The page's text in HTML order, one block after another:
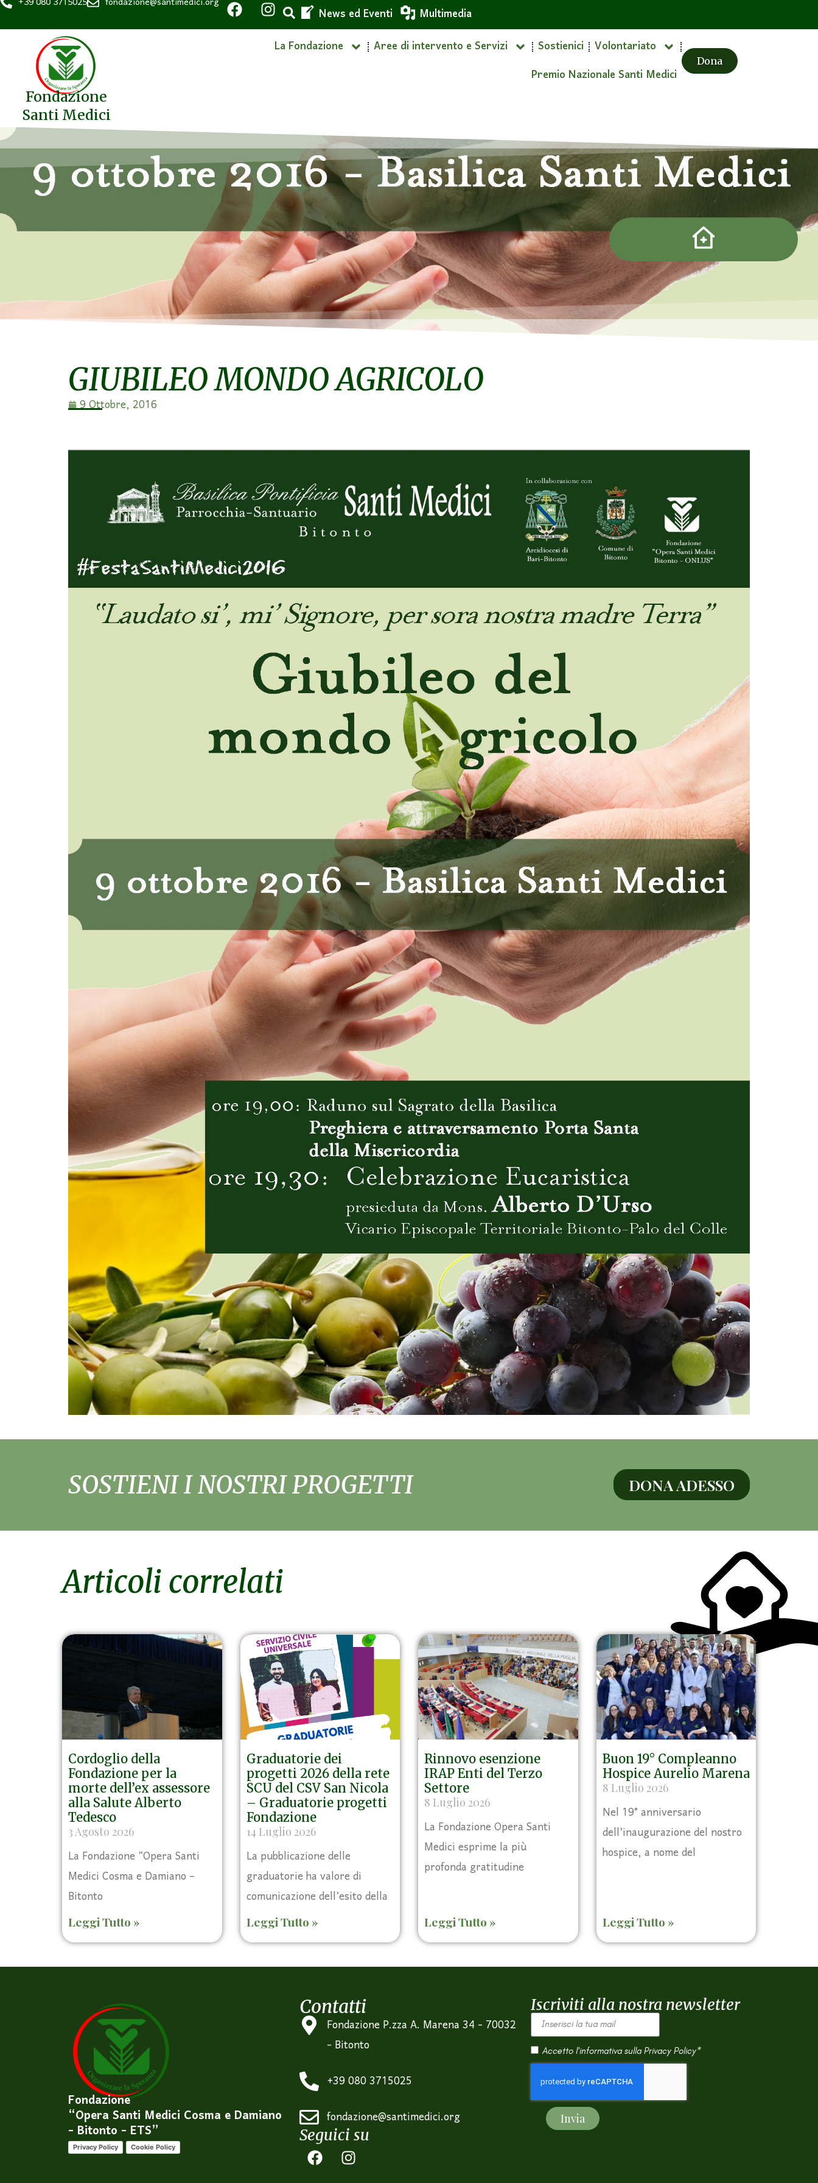
News ed Eventi Multimedia
Fondazione
Santi Medici
La Fondazione Aree di intervento e Servizi Sostienici Volontariato
Premio Nazionale Santi Medici
Dona
GIUBILEO MONDO AGRICOLO
9 Ottobre, 2016
SOSTIENI I NOSTRI PROGETTI DONA ADESSO
Articoli correlati
Cordoglio della
Fondazione per la
morte dell’ex assessore
alla Salute Alberto
Tedesco
3 Agosto 2026
La Fondazione “Opera Santi
Medici Cosma e Damiano –
Bitonto
Leggi Tutto »
Graduatorie dei
progetti 2026 della rete
SCU del CSV San Nicola
– Graduatorie progetti
Fondazione
14 Luglio 2026
La pubblicazione delle
graduatorie ha valore di
comunicazione dell’esito della
Leggi Tutto »
Rinnovo esenzione
IRAP Enti del Terzo
Settore
8 Luglio 2026
La Fondazione Opera Santi
Medici esprime la più
profonda gratitudine
Leggi Tutto »
Buon 19° Compleanno
Hospice Aurelio Marena
8 Luglio 2026
Nel 19° anniversario
dell’inaugurazione del nostro
hospice, a nome del
Leggi Tutto »
Fondazione
“Opera Santi Medici Cosma e Damiano
- Bitonto - ETS”
Privacy Policy Cookie Policy
Contatti
Fondazione P.zza A. Marena 34 - 70032
- Bitonto
+39 080 3715025
fondazione@santimedici.org
Seguici su
Iscriviti alla nostra newsletter
Accetto l'informativa sulla Privacy Policy*
Invia